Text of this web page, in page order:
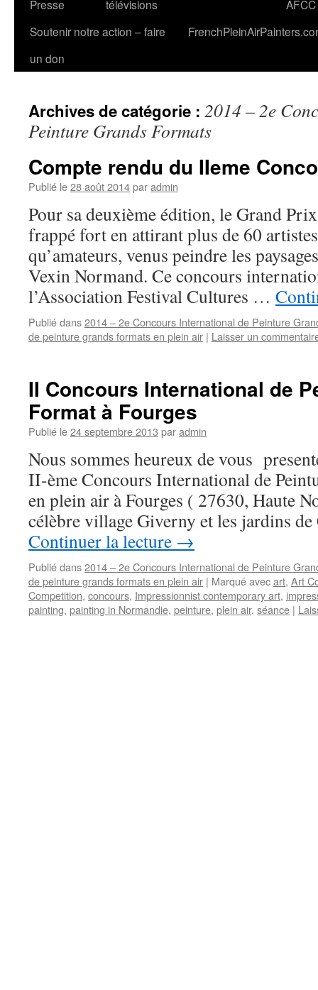
Presse
télévisions
AFCC
Soutenir notre action – faire
un don
Archives de catégorie : 2014 – 2e
Peinture Grands Formats
Compte rendu du IIeme
Publié le28 août 2014paradmin
Pour sa deuxième édition, le Grand
frappé fort en attirant plus de 60
qu’amateurs, venus peindre les
Vexin Normand. Ce concours
l’Association Festival Cultures …
Publié dans2014 – 2e Concours International de Peinture
de peinture grands formats en plein air | Laisser un
II Concours International de
Format à Fourges
Publié le24 septembre 2013 paradmin
Nous sommes heureux de vous
II-ème Concours International de
en plein air à Fourges ( 27630, Haute
célèbre village Giverny et les jardins
Continuer la lecture →
Publié dans2014 – 2e Concours International de Peinture
de peinture grands formats en plein air | Marqué avecart, Art
Competition, concours, Impressionnist contemporary art,
painting, painting in Normandie, peinture, plein air, séance |